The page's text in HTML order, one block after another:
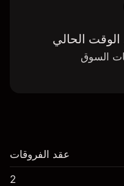
الحالي
السوق
عقد الفروقات
2